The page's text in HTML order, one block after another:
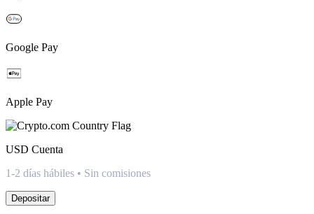
Google Pay
Apple Pay
USD Cuenta
1-2 días hábiles • Sin comisiones
Depositar